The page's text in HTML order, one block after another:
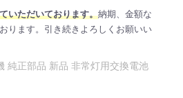
いただいております。納期、金額な
ります。引き続きよろしくお願いい
純正部品 新品 非常灯用交換電池